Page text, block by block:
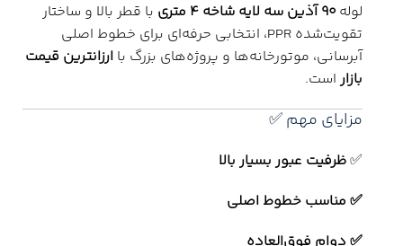
لوله90 آذین سه لایه شاخه 4 متری
با قطر بالا و ساختار
تقویت‌شده PPR، انتخابی حرفه‌ای برای خطوط اصلی
آبرسانی، موتورخانه‌ها و پروژه‌های بزرگ با ارزانترین قیمت
بازاراست.
مزایای مهم ✅
✅ظرفیت عبور بسیار بالا
✅ مناسب خطوط اصلی